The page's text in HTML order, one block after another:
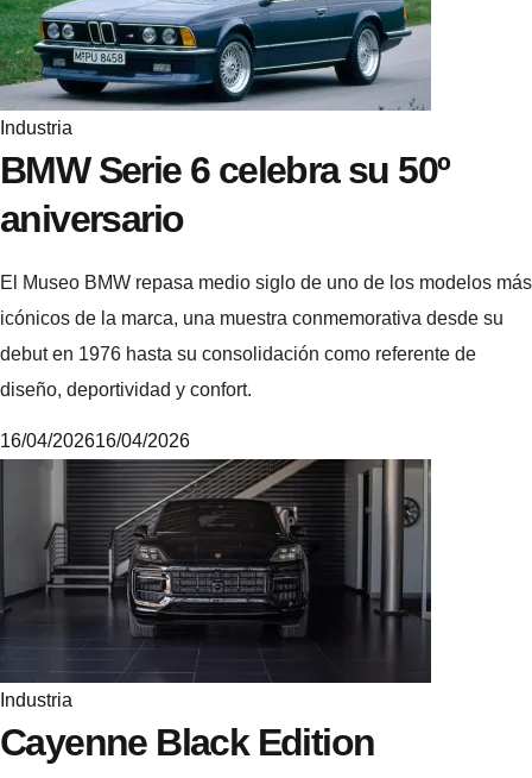
.
5
.
3Industria
BMW Serie 6 celebra su 50º
aniversario
El Museo BMW repasa medio siglo de uno de los modelos más
icónicos de la marca, una muestra conmemorativa desde su
debut en 1976 hasta su consolidación como referente de
diseño, deportividad y confort.
5
3
16/04/202616/04/2026
Industria
Cayenne Black Edition